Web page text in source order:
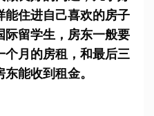
住进自己喜欢的房子
留学生，房东一般要
月的房租，和最后三
能收到租金。